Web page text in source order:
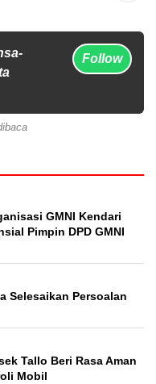
Follow
GMNI Kendari
Pimpin DPD GMNI
Selesaikan Persoalan
Tallo Beri Rasa Aman
Mobil